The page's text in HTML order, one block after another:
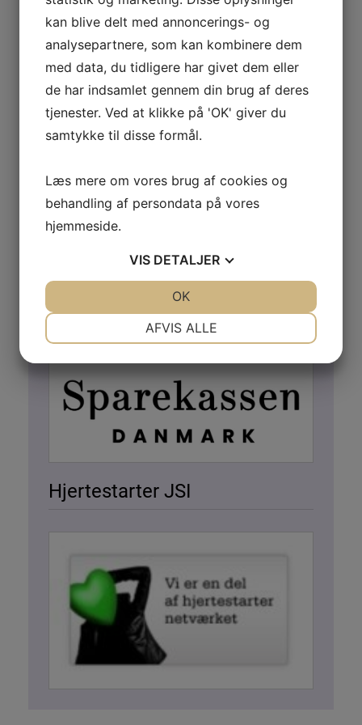
aftaler, kan
prisen forhandles
individuelt)
kr. 400,00 per time
Leje af
kr. 100,00 per time
Leje af hal til medlemmer af
JSI
kr. 250,00 per time - 3 timer
for kr. 500,00
Leje af hal for personer i
kr. 250,00 per time
Lejemålet skal efterlades i samme stand som det er
modtaget. Sker dette ikke, opkræves der for
per medarbejder per påbegyndt time. Udgifter i
SparV-hallen forbeholder sig ret til at bruge husets faste
Hjertestarter JSI
kan blive delt med annoncerings- og
analysepartnere, som kan kombinere dem
med data, du tidligere har givet dem eller
de har indsamlet gennem din brug af deres
tjenester. Ved at klikke på 'OK' giver du
samtykke til disse formål.
Læs mere om vores brug af cookies og
behandling af persondata på vores
hjemmeside.
VIS DETALJER
AFVIS ALLE
OK